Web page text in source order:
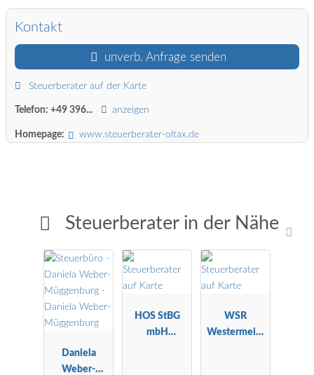
Kontakt
unverb. Anfrage senden
Steuerberater auf der Karte
Telefon: +49 396... anzeigen
Homepage: www.steuerberater-oltax.de
Steuerberater in der Nähe
Daniela
Weber-
HOS StBG
mbH
WSR
Westermeier